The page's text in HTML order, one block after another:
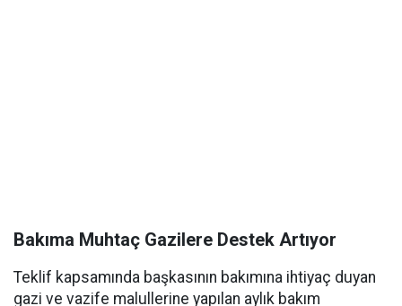
Bakıma Muhtaç Gazilere Destek Artıyor
Teklif kapsamında başkasının bakımına ihtiyaç duyan
gazi ve vazife malullerine yapılan aylık bakım